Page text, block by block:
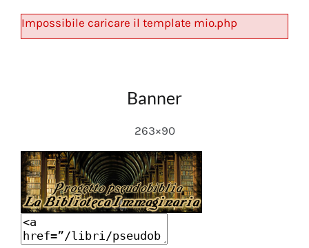
Impossibile caricare il template mio.php
Banner
263×90